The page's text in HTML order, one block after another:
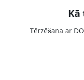
Kā
Tērzēšana ar